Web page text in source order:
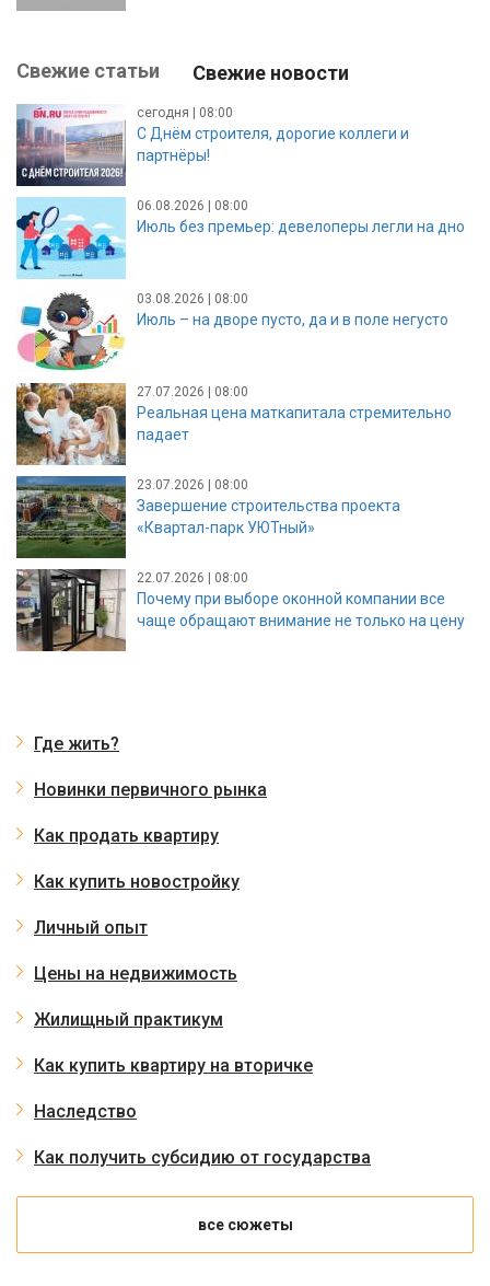
Свежие статьи Свежие новости
сегодня | 08:00
С Днём строителя, дорогие коллеги и
партнёры!
06.08.2026 | 08:00
Июль без премьер: девелоперы легли на дно
03.08.2026 | 08:00
Июль – на дворе пусто, да и в поле негусто
27.07.2026 | 08:00
Реальная цена маткапитала стремительно
падает
23.07.2026 | 08:00
Завершение строительства проекта
«Квартал-парк УЮТный»
22.07.2026 | 08:00
Почему при выборе оконной компании все
чаще обращают внимание не только на цену
Где жить?
Новинки первичного рынка
Как продать квартиру
Как купить новостройку
Личный опыт
Цены на недвижимость
Жилищный практикум
Как купить квартиру на вторичке
Наследство
Как получить субсидию от государства
все сюжеты